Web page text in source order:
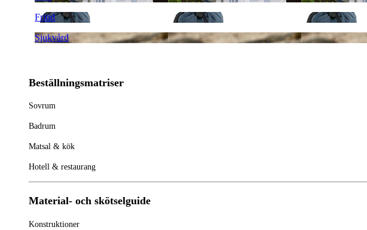
Fritid
Sjukvård
Beställningsmatriser
Sovrum
Badrum
Matsal & kök
Hotell & restaurang
Material- och skötselguide
Konstruktioner